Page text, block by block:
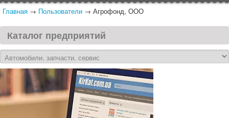
Главная → Пользователи → Агрофонд, ООО
Каталог предприятий